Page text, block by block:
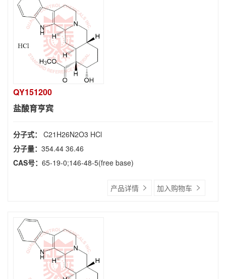
QY151200
盐酸育亨宾
分子式： C21H26N2O3 HCl
分子量： 354.44 36.46
CAS号： 65-19-0;146-48-5(free base)
产品详情 加入购物车